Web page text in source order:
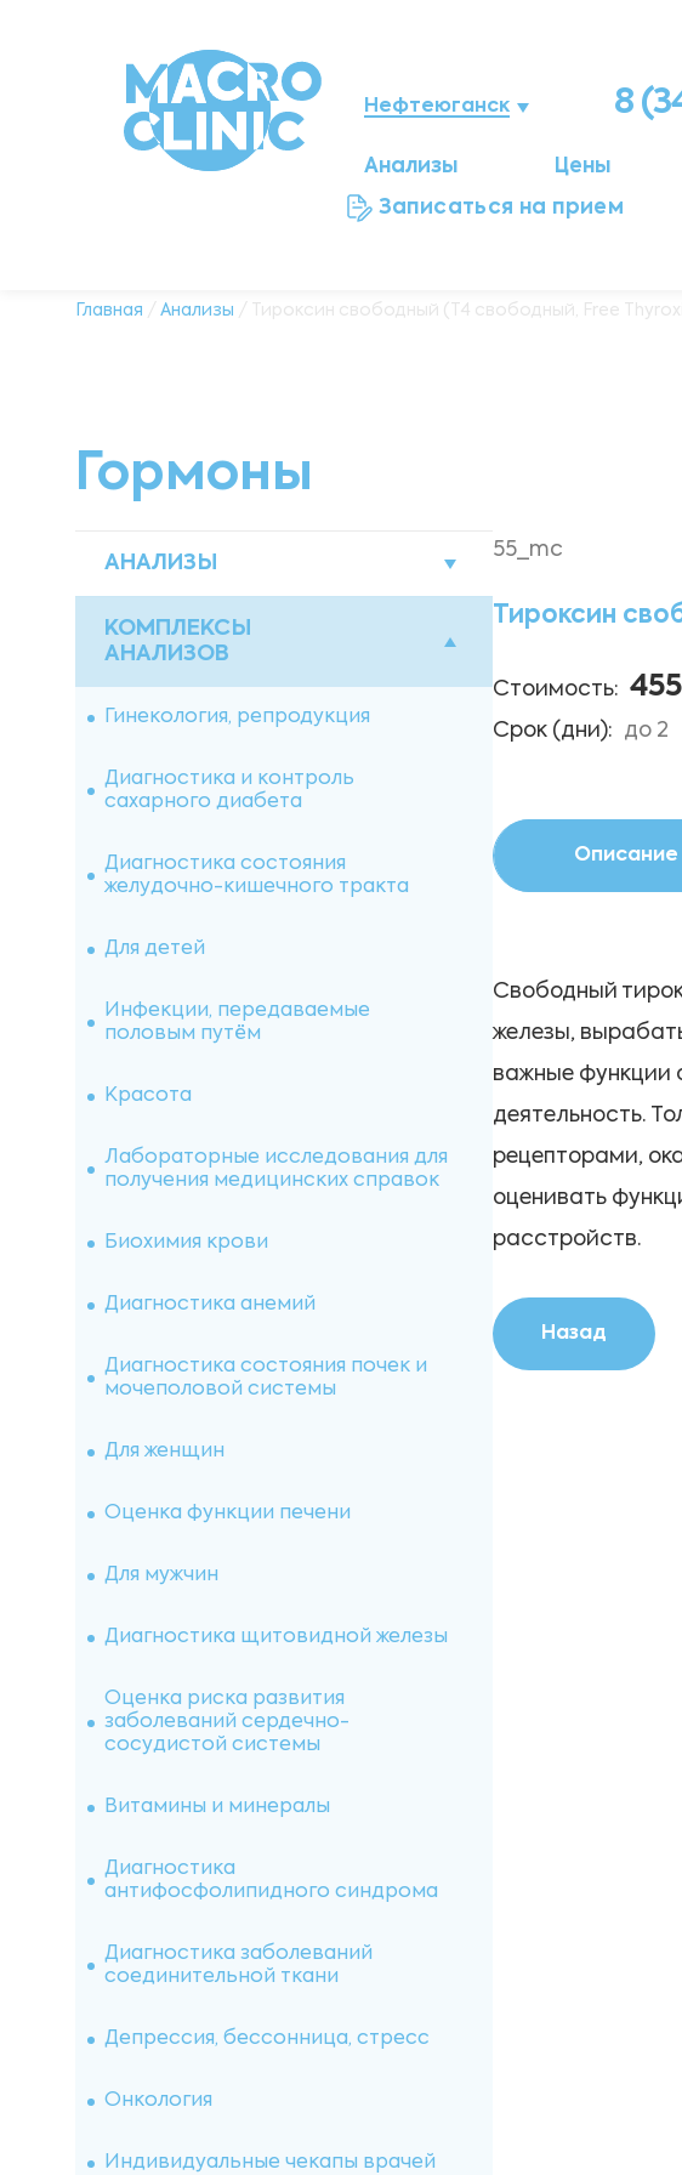
Нефтеюганск
Нижневартовск
8
Анализы Цены
Записаться на прием
Главная / Анализы / Тироксин свободный (Т4 свободный, Free
Гормоны
АНАЛИЗЫ
Акции
Биохимические исследования
Гематологические исследования
Диагностика инфекционных
заболеваний
Исследование кала
Исследования спермы
Витамины
Витамины (IgE специфические)
Индивидуальные аллергены
Пищевые панели IgG4
Анальгетики и нестероидные
противовоспалительные
непереносимость (IgG4)
Иммуноферментный анализ
Иммуноцитохимические
заболеваний
Цитологические исследования
Гистологические исследования
Иммуногистохимические
КОМПЛЕКСЫ
АНАЛИЗОВ
Гинекология, репродукция
Диагностика и контроль
сахарного диабета
Диагностика состояния
желудочно-кишечного тракта
Для детей
Инфекции, передаваемые
половым путём
Красота
Лабораторные исследования для
получения медицинских справок
Биохимия крови
Диагностика анемий
Диагностика состояния почек и
мочеполовой системы
Для женщин
Оценка функции печени
Для мужчин
Диагностика щитовидной железы
Оценка риска развития
заболеваний сердечно-
сосудистой системы
Витамины и минералы
Диагностика
антифосфолипидного синдрома
Диагностика заболеваний
соединительной ткани
Депрессия, бессонница, стресс
Онкология
Индивидуальные чекапы врачей
55_mc
Тироксин
Стоимость:
Срок (дни): до 2
Описание
Свободный
железы,
важные функции
деятельность.
рецепторами,
оценивать
расстройств.
Назад